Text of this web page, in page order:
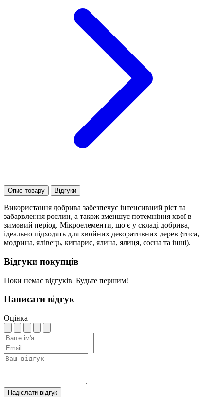
Опис товару Відгуки
Використання добрива забезпечує інтенсивний ріст та
забарвлення рослин, а також зменшує потемніння хвої в
зимовий період. Мікроелементи, що є у складі добрива,
ідеально підходять для хвойних декоративних дерев (тиса,
модрина, ялівець, кипарис, ялина, ялиця, сосна та інші).
Відгуки покупців
Поки немає відгуків. Будьте першим!
Написати відгук
Оцінка
Надіслати відгук